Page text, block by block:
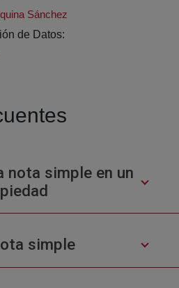
Sánchez
de Datos:
nota simple en un
simple